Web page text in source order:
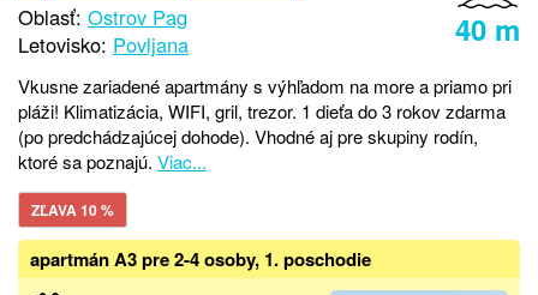
40 m
Oblasť: Ostrov Pag
Letovisko: Povljana
Vkusne zariadené apartmány s výhľadom na more a priamo pri
pláži! Klimatizácia, WIFI, gril, trezor. 1 dieťa do 3 rokov zdarma
(po predchádzajúcej dohode). Vhodné aj pre skupiny rodín,
ktoré sa poznajú. Viac...
ZĽAVA 10 %
apartmán A3 pre 2-4 osoby, 1. poschodie